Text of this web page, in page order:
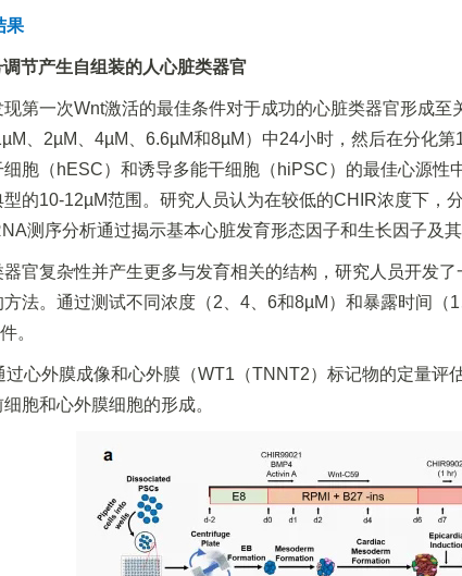
果
节产生自组装的人心脏类器官
第一次Wnt激活的最佳条件对于成功的心脏类器官形成至
、2µM、4µM、6.6µM和8µM）中24小时，然后在分化
细胞（hESC）和诱导多能干细胞（hiPSC）的最佳心源
型的10-12µM范围。研究人员认为在较低的CHIR浓度下，
测序分析通过揭示基本心脏发育形态因子和生长因子及
器官复杂性并产生更多与发育相关的结构，研究人员开发
法。通过测试不同浓度（2、4、6和8µM）和暴露时间
。
过心外膜成像和心外膜（WT1（TNNT2）标记物的定量评
胞和心外膜细胞的形成。